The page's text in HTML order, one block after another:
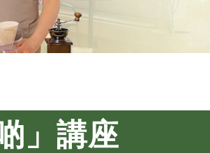
」講座